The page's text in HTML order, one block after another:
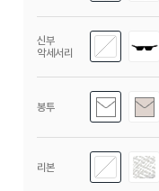
신부
악세서리
봉투
리본